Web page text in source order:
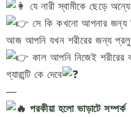
যে নারী স্বামীকে ছেড়ে
সে কি কখনো আপনার জন্য
আজ আপনি যখন শরীরের জন্য
কাল আপনি নিজেই শরীরের
গ্যারান্টি কে দেবে
—
পরকীয়া হলো ভাড়াটে সম্পর্ক